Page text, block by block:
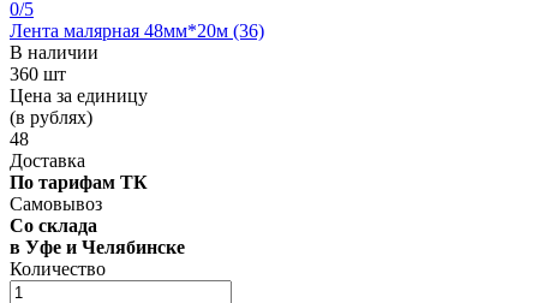
0/5
Лента малярная 48мм*20м (36)
В наличии
360 шт
Цена за единицу
(в рублях)
48
Доставка
По тарифам ТК
Самовывоз
Со склада
в Уфе и Челябинске
Количество